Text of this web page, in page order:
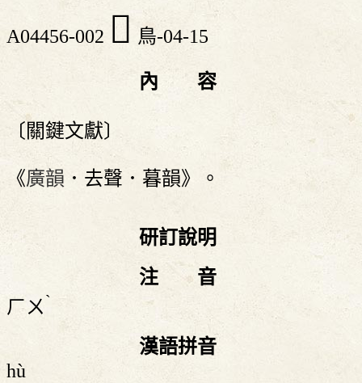
A04456-002 𩿇 鳥-04-15
內 容
〔關鍵文獻〕
《廣韻 ．去聲．暮韻》。
研訂說明
注 音
ㄏㄨˋ
漢語拼音
hù